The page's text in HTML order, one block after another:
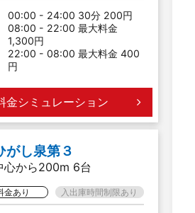
00:00 - 24:00 30分 200円
08:00 - 22:00 最大料金
1,300円
22:00 - 08:00 最大料金 400
円
金シミュレーション
がし泉第３
心から200m 6台
金あり 入出庫時間制限あり